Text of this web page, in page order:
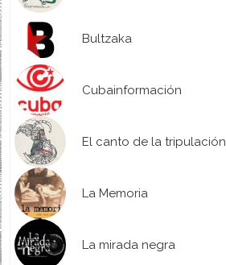
Bultzaka
Cubainformación
El canto de la tripulación
La Memoria
La mirada negra